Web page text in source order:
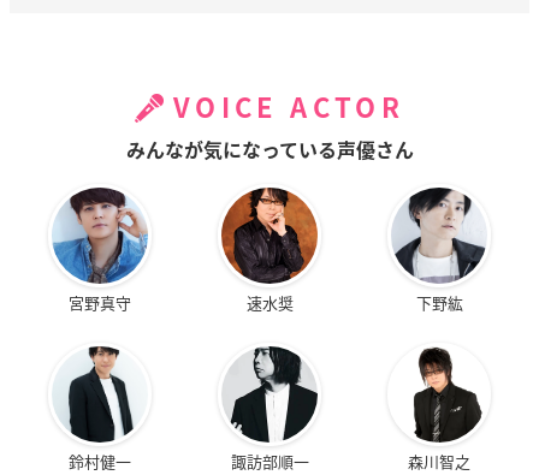
VOICE ACTOR
みんなが気になっている声優さん
宮野真守 速水奨 下野紘
鈴村健一 諏訪部順一 森川智之